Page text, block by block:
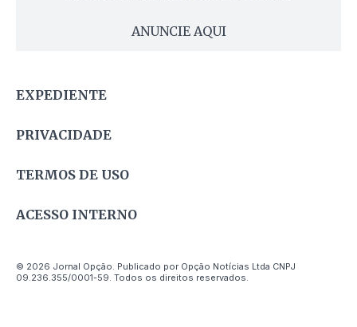
ANUNCIE AQUI
EXPEDIENTE
PRIVACIDADE
TERMOS DE USO
ACESSO INTERNO
© 2026 Jornal Opção. Publicado por Opção Notícias Ltda CNPJ
09.236.355/0001-59. Todos os direitos reservados.